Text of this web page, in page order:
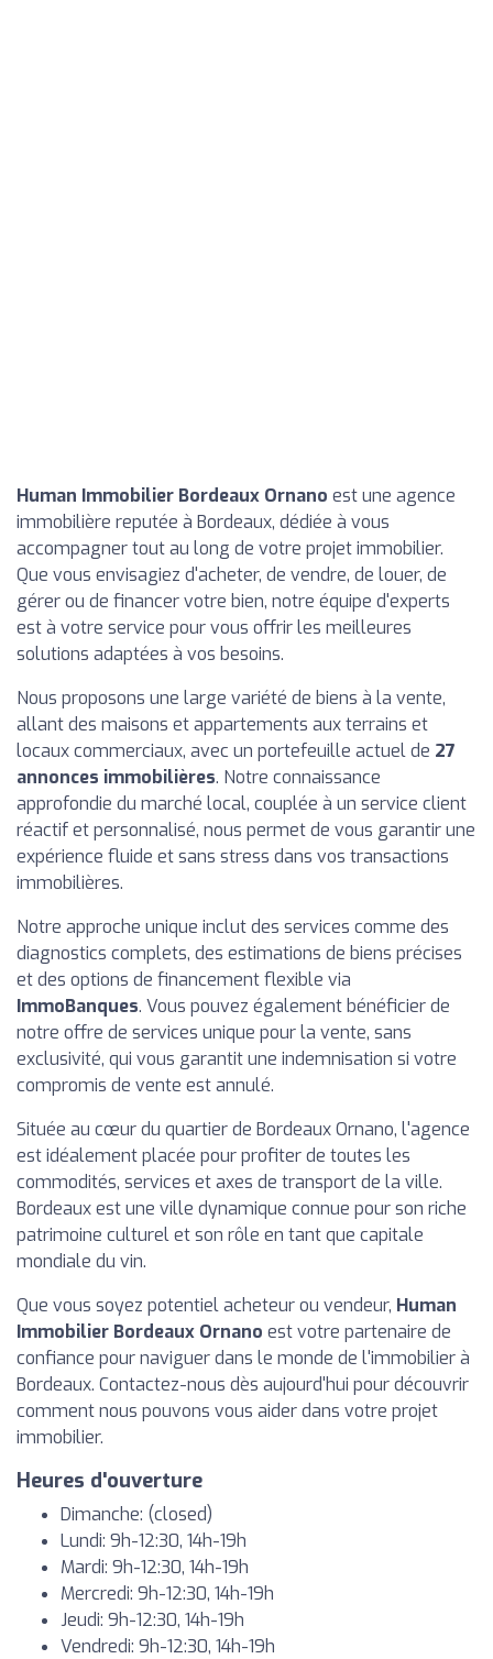
Human Immobilier Bordeaux Ornano est une agence
immobilière reputée à Bordeaux, dédiée à vous
accompagner tout au long de votre projet immobilier.
Que vous envisagiez d'acheter, de vendre, de louer, de
gérer ou de financer votre bien, notre équipe d'experts
est à votre service pour vous offrir les meilleures
solutions adaptées à vos besoins.
Nous proposons une large variété de biens à la vente,
allant des maisons et appartements aux terrains et
locaux commerciaux, avec un portefeuille actuel de 27
annonces immobilières. Notre connaissance
approfondie du marché local, couplée à un service client
réactif et personnalisé, nous permet de vous garantir une
expérience fluide et sans stress dans vos transactions
immobilières.
Notre approche unique inclut des services comme des
diagnostics complets, des estimations de biens précises
et des options de financement flexible via
ImmoBanques. Vous pouvez également bénéficier de
notre offre de services unique pour la vente, sans
exclusivité, qui vous garantit une indemnisation si votre
compromis de vente est annulé.
Située au cœur du quartier de Bordeaux Ornano, l'agence
est idéalement placée pour profiter de toutes les
commodités, services et axes de transport de la ville.
Bordeaux est une ville dynamique connue pour son riche
patrimoine culturel et son rôle en tant que capitale
mondiale du vin.
Que vous soyez potentiel acheteur ou vendeur, Human
Immobilier Bordeaux Ornano est votre partenaire de
confiance pour naviguer dans le monde de l'immobilier à
Bordeaux. Contactez-nous dès aujourd'hui pour découvrir
comment nous pouvons vous aider dans votre projet
immobilier.
Heures d'ouverture
Dimanche: (closed)
Lundi: 9h-12:30, 14h-19h
Mardi: 9h-12:30, 14h-19h
Mercredi: 9h-12:30, 14h-19h
Jeudi: 9h-12:30, 14h-19h
Vendredi: 9h-12:30, 14h-19h